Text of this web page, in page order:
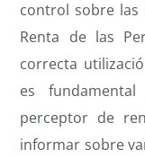
control sobre las
Renta de las
correcta
es
perceptor de
informar sobre